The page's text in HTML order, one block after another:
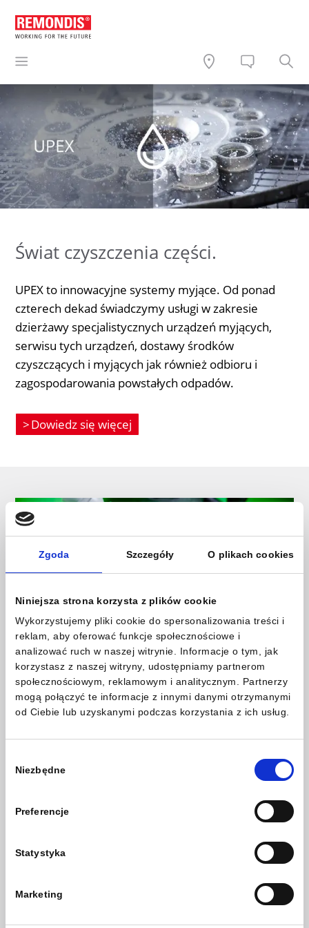
Zgoda Szczegóły O plikach cookies
Niniejsza strona korzysta z plików cookie
Wykorzystujemy pliki cookie do spersonalizowania treści i
reklam, aby oferować funkcje społecznościowe i
analizować ruch w naszej witrynie. Informacje o tym, jak
korzystasz z naszej witryny, udostępniamy partnerom
społecznościowym, reklamowym i analitycznym. Partnerzy
mogą połączyć te informacje z innymi danymi otrzymanymi
od Ciebie lub uzyskanymi podczas korzystania z ich usług.
zgody
Niezbędne
Preferencje
Statystyka
Marketing
Świat czyszczenia części.
UPEX to innowacyjne systemy myjące. Od ponad
czterech dekad świadczymy usługi w zakresie
dzierżawy specjalistycznych urządzeń myjących,
serwisu tych urządzeń, dostawy środków
czyszczących i myjących jak również odbioru i
zagospodarowania powstałych odpadów.
Dowiedz się więcej
Nasz kompleksowy serwis.
Twoja satysfakcja jest dla nas priorytetem. Zrobimy
Twoich pistoletów lakierniczych było dla Ciebie tak
zawiera dopasowanie odpowiedniego urządzenia,